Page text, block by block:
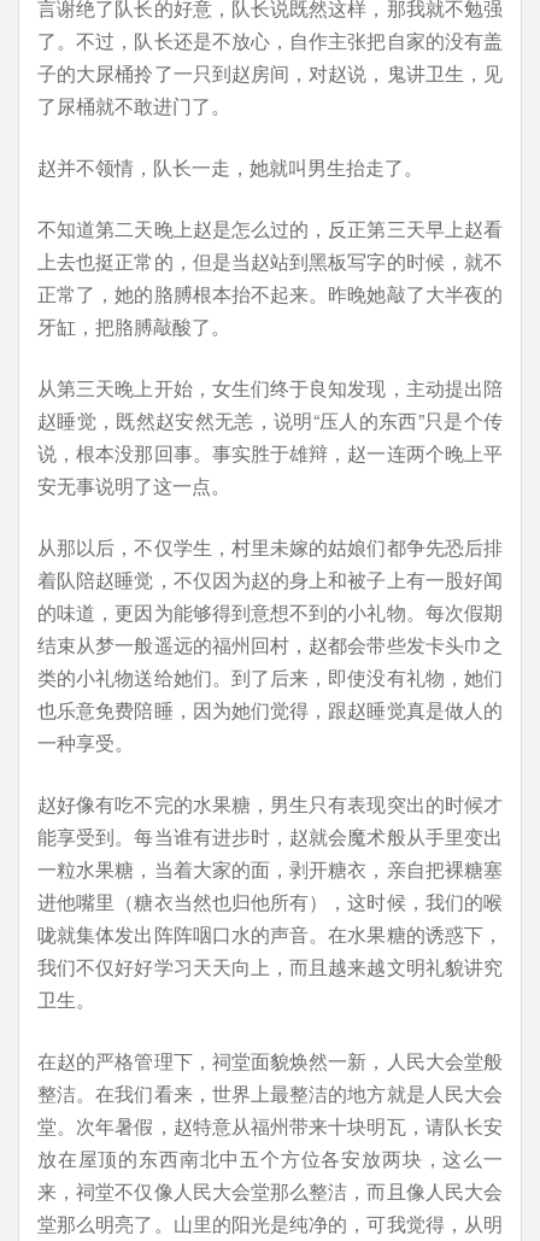
言谢绝了队长的好意，队长说既然这样，那我就不勉强
了。不过，队长还是不放心，自作主张把自家的没有盖
子的大尿桶拎了一只到赵房间，对赵说，鬼讲卫生，见
了尿桶就不敢进门了。
赵并不领情，队长一走，她就叫男生抬走了。
不知道第二天晚上赵是怎么过的，反正第三天早上赵看
上去也挺正常的，但是当赵站到黑板写字的时候，就不
正常了，她的胳膊根本抬不起来。昨晚她敲了大半夜的
牙缸，把胳膊敲酸了。
从第三天晚上开始，女生们终于良知发现，主动提出陪
赵睡觉，既然赵安然无恙，说明“压人的东西”只是个传
说，根本没那回事。事实胜于雄辩，赵一连两个晚上平
安无事说明了这一点。
从那以后，不仅学生，村里未嫁的姑娘们都争先恐后排
着队陪赵睡觉，不仅因为赵的身上和被子上有一股好闻
的味道，更因为能够得到意想不到的小礼物。每次假期
结束从梦一般遥远的福州回村，赵都会带些发卡头巾之
类的小礼物送给她们。到了后来，即使没有礼物，她们
也乐意免费陪睡，因为她们觉得，跟赵睡觉真是做人的
一种享受。
赵好像有吃不完的水果糖，男生只有表现突出的时候才
能享受到。每当谁有进步时，赵就会魔术般从手里变出
一粒水果糖，当着大家的面，剥开糖衣，亲自把裸糖塞
进他嘴里（糖衣当然也归他所有），这时候，我们的喉
咙就集体发出阵阵咽口水的声音。在水果糖的诱惑下，
我们不仅好好学习天天向上，而且越来越文明礼貌讲究
卫生。
在赵的严格管理下，祠堂面貌焕然一新，人民大会堂般
整洁。在我们看来，世界上最整洁的地方就是人民大会
堂。次年暑假，赵特意从福州带来十块明瓦，请队长安
放在屋顶的东西南北中五个方位各安放两块，这么一
来，祠堂不仅像人民大会堂那么整洁，而且像人民大会
堂那么明亮了。山里的阳光是纯净的，可我觉得，从明